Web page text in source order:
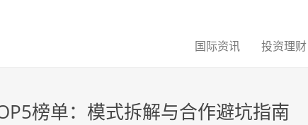
国际资讯 投资理财
榜单：模式拆解与合作避坑指南